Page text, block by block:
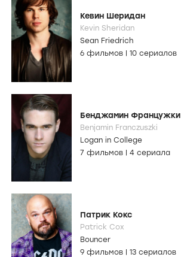
Кевин Шеридан
Kevin Sheridan
Sean Friedrich
6 фильмов
10 сериалов
Бенджамин Францужки
Benjamin Franczuszki
Logan in College
7 фильмов
4 сериала
Патрик Кокс
Patrick Cox
Bouncer
9 фильмов
13 сериалов